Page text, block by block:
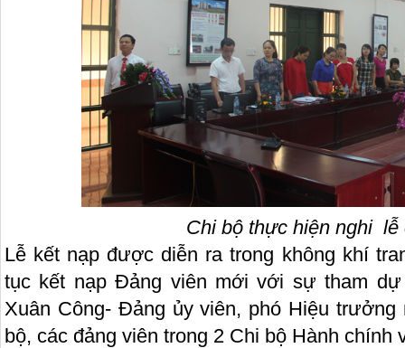
Chi bộ thực hiện nghi lễ
Lễ kết nạp được diễn ra trong không khí
tục kết nạp Đảng viên mới với sự tham
Xuân Công- Đảng ủy viên, phó Hiệu
bộ, các đảng viên trong 2 Chi bộ Hành chính